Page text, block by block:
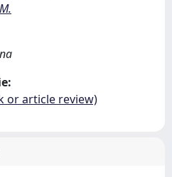
or article review)